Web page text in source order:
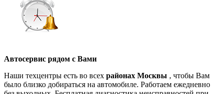
Автосервис рядом с Вами
Наши техцентры есть во всех районах Москвы , чтобы Вам
было близко добираться на автомобиле. Работаем ежедневно